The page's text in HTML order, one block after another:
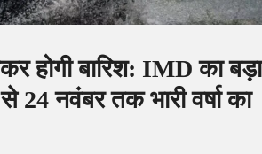
होगी बारिश: IMD का बड़ा
24 नवंबर तक भारी वर्षा का